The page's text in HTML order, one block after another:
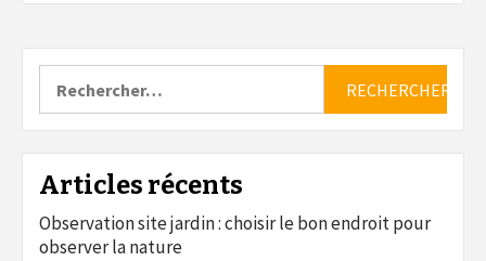
Articles récents
Observation site jardin : choisir le bon endroit pour
observer la nature